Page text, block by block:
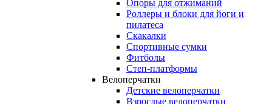
Опоры для отжиманий
Роллеры и блоки для йоги и
пилатеса
Скакалки
Спортивные сумки
Фитболы
Степ-платформы
Велоперчатки
Детские велоперчатки
Взрослые велоперчатки